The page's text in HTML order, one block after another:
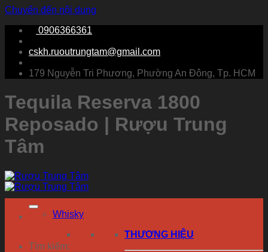
Chuyển đến nội dung
0906366361
cskh.ruoutrungtam@gmail.com
179 Nguyễn Tri Phương, Phường An Đông, Tp. HCM
Tequila Reserva 1800
Reposado | Rượu Trung
Tâm
Tìm kiếm:
Whisky
THƯƠNG HIỆU